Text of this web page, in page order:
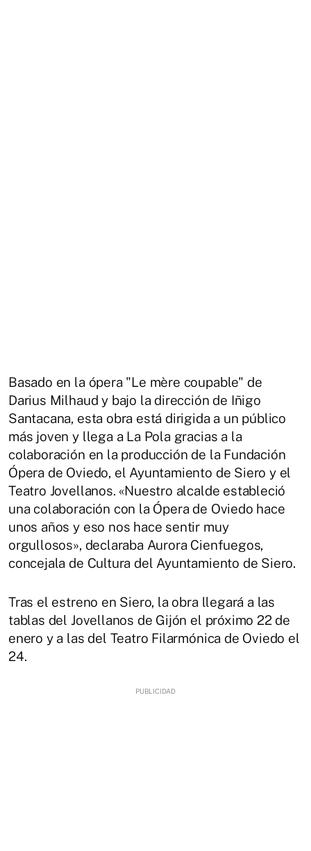
Basado en la ópera "Le mère coupable" de
Darius Milhaud y bajo la dirección de Iñigo
Santacana, esta obra está dirigida a un público
más joven y llega a La Pola gracias a la
colaboración en la producción de la Fundación
Ópera de Oviedo, el Ayuntamiento de Siero y el
Teatro Jovellanos. «Nuestro alcalde estableció
una colaboración con la Ópera de Oviedo hace
unos años y eso nos hace sentir muy
orgullosos», declaraba Aurora Cienfuegos,
concejala de Cultura del Ayuntamiento de Siero.
Tras el estreno en Siero, la obra llegará a las
tablas del Jovellanos de Gijón el próximo 22 de
enero y a las del Teatro Filarmónica de Oviedo el
24.